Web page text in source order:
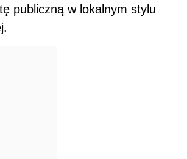
publiczną w lokalnym stylu